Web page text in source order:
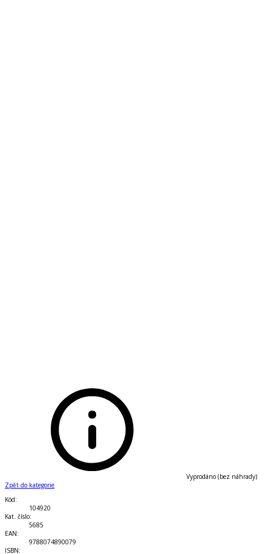
Vyprodáno (bez náhrady)
Zpět do kategorie
Kód:
104920
Kat. číslo:
5685
EAN:
9788074890079
ISBN: